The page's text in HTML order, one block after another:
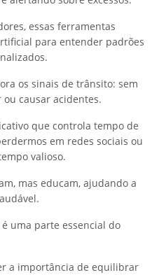
essas ferramentas
para entender padrões
os sinais de trânsito: sem
causar acidentes.
que controla tempo de
em redes sociais ou
valioso.
mas educam, ajudando a
uma parte essencial do
a importância de equilibrar